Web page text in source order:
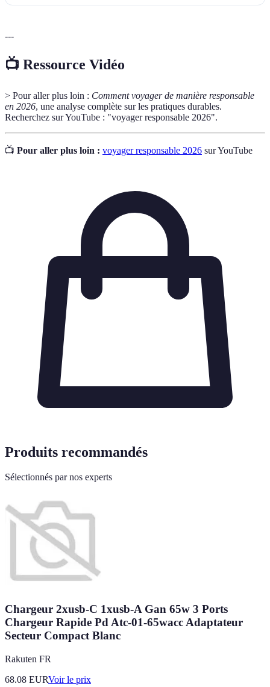
---
📺 Ressource Vidéo
> Pour aller plus loin : Comment voyager de manière responsable
en 2026, une analyse complète sur les pratiques durables.
Recherchez sur YouTube : "voyager responsable 2026".
📺 Pour aller plus loin : voyager responsable 2026 sur YouTube
Produits recommandés
Sélectionnés par nos experts
Chargeur 2xusb-C 1xusb-A Gan 65w 3 Ports
Chargeur Rapide Pd Atc-01-65wacc Adaptateur
Secteur Compact Blanc
Rakuten FR
68.08 EURVoir le prix